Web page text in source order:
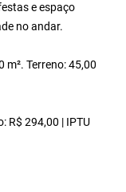
e espaço
no andar.
m². Terreno: 45,00
R$ 294,00 | IPTU